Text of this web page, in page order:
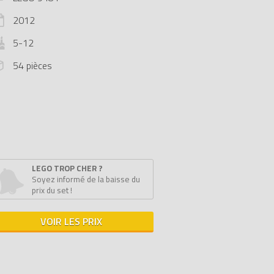
2012
5-12
54 pièces
LEGO TROP CHER ?
Soyez informé de la baisse du
prix du set !
VOIR LES PRIX